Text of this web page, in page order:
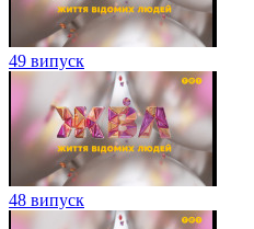
49 випуск
48 випуск